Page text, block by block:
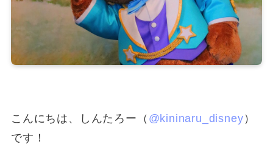
こんにちは、しんたろー（ @kininaru_disney ）
です！